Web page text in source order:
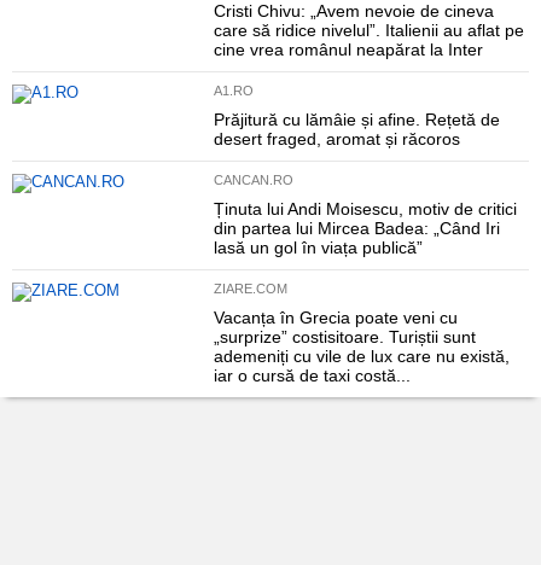
Cristi Chivu: „Avem nevoie de cineva
care să ridice nivelul”. Italienii au aflat pe
cine vrea românul neapărat la Inter
A1.RO
Prăjitură cu lămâie și afine. Rețetă de
desert fraged, aromat și răcoros
CANCAN.RO
Ținuta lui Andi Moisescu, motiv de critici
din partea lui Mircea Badea: „Când Iri
lasă un gol în viața publică”
ZIARE.COM
Vacanța în Grecia poate veni cu
„surprize” costisitoare. Turiștii sunt
ademeniți cu vile de lux care nu există,
iar o cursă de taxi costă...